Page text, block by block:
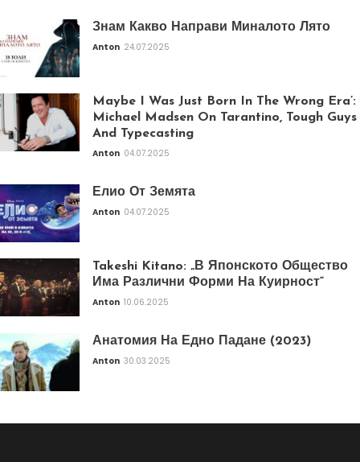
Знам Какво Направи Миналото Лято
Anton 24.07.2025
Maybe I Was Just Born In The Wrong Era’:
Michael Madsen On Tarantino, Tough Guys
And Typecasting
Anton 04.07.2025
Елио От Земята
Anton 04.07.2025
Takeshi Kitano: „В Японското Общество
Има Различни Форми На Куирност“
Anton 10.06.2025
Анатомия На Едно Падане (2023)
Anton 30.03.2025